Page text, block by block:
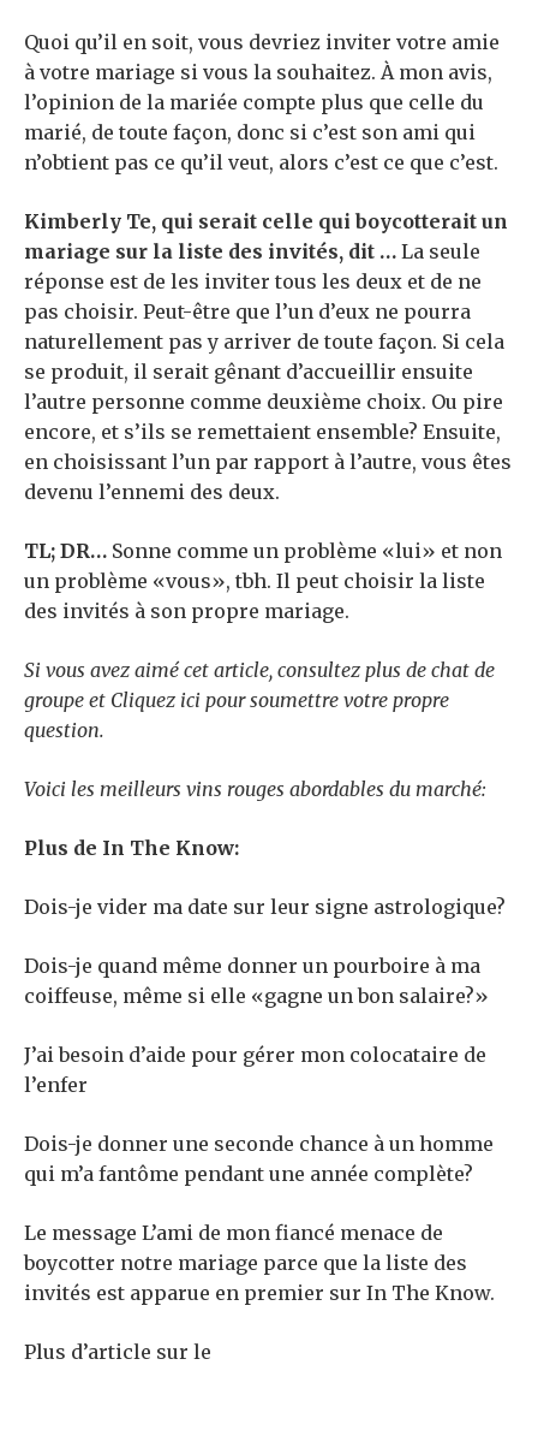
Quoi qu’il en soit, vous devriez inviter votre amie
à votre mariage si vous la souhaitez. À mon avis,
l’opinion de la mariée compte plus que celle du
marié, de toute façon, donc si c’est son ami qui
n’obtient pas ce qu’il veut, alors c’est ce que c’est.
Kimberly Te, qui serait celle qui boycotterait un
mariage sur la liste des invités, dit … La seule
réponse est de les inviter tous les deux et de ne
pas choisir. Peut-être que l’un d’eux ne pourra
naturellement pas y arriver de toute façon. Si cela
se produit, il serait gênant d’accueillir ensuite
l’autre personne comme deuxième choix. Ou pire
encore, et s’ils se remettaient ensemble? Ensuite,
en choisissant l’un par rapport à l’autre, vous êtes
devenu l’ennemi des deux.
TL; DR… Sonne comme un problème «lui» et non
un problème «vous», tbh. Il peut choisir la liste
des invités à son propre mariage.
Si vous avez aimé cet article, consultez plus de chat de
groupe et Cliquez ici pour soumettre votre propre
question.
Voici les meilleurs vins rouges abordables du marché:
Plus de In The Know:
Dois-je vider ma date sur leur signe astrologique?
Dois-je quand même donner un pourboire à ma
coiffeuse, même si elle «gagne un bon salaire?»
J’ai besoin d’aide pour gérer mon colocataire de
l’enfer
Dois-je donner une seconde chance à un homme
qui m’a fantôme pendant une année complète?
Le message L’ami de mon fiancé menace de
boycotter notre mariage parce que la liste des
invités est apparue en premier sur In The Know.
Plus d’article sur le